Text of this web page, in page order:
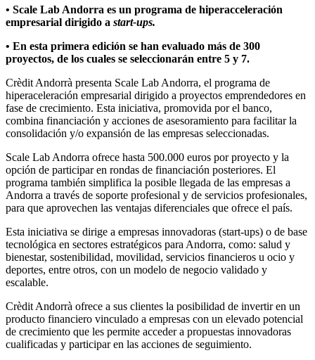
• Scale Lab Andorra es un programa de hiperacceleración
empresarial dirigido a start-ups.
• En esta primera edición se han evaluado más de 300
proyectos, de los cuales se seleccionarán entre 5 y 7.
Crèdit Andorrà presenta Scale Lab Andorra, el programa de
hiperaceleración empresarial dirigido a proyectos emprendedores en
fase de crecimiento. Esta iniciativa, promovida por el banco,
combina financiación y acciones de asesoramiento para facilitar la
consolidación y/o expansión de las empresas seleccionadas.
Scale Lab Andorra ofrece hasta 500.000 euros por proyecto y la
opción de participar en rondas de financiación posteriores. El
programa también simplifica la posible llegada de las empresas a
Andorra a través de soporte profesional y de servicios profesionales,
para que aprovechen las ventajas diferenciales que ofrece el país.
Esta iniciativa se dirige a empresas innovadoras (start-ups) o de base
tecnológica en sectores estratégicos para Andorra, como: salud y
bienestar, sostenibilidad, movilidad, servicios financieros u ocio y
deportes, entre otros, con un modelo de negocio validado y
escalable.
Crèdit Andorrà ofrece a sus clientes la posibilidad de invertir en un
producto financiero vinculado a empresas con un elevado potencial
de crecimiento que les permite acceder a propuestas innovadoras
cualificadas y participar en las acciones de seguimiento.